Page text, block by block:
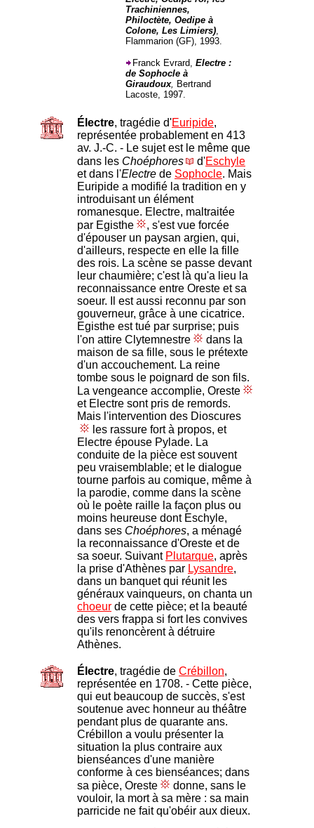
Trachiniennes,
Philoctète, Oedipe à
Colone, Les Limiers),
Flammarion (GF), 1993.
Franck Evrard, Electre :
de Sophocle à
Giraudoux, Bertrand
Lacoste, 1997.
Électre, tragédie d'Euripide,
représentée probablement en 413
av. J.-C. - Le sujet est le même que
dans les Choéphores d'Eschyle
et dans l'Electre de Sophocle. Mais
Euripide a modifié la tradition en y
introduisant un élément
romanesque. Electre, maltraitée
par Egisthe
, s'est vue forcée
d'épouser un paysan argien, qui,
d'ailleurs, respecte en elle la fille
des rois. La scène se passe devant
leur chaumière; c'est là qu'a lieu la
reconnaissance entre Oreste et sa
soeur. Il est aussi reconnu par son
gouverneur, grâce à une cicatrice.
Egisthe est tué par surprise; puis
l'on attire Clytemnestre
dans la
maison de sa fille, sous le prétexte
d'un accouchement. La reine
tombe sous le poignard de son fils.
La vengeance accomplie, Oreste
et Electre sont pris de remords.
Mais l'intervention des Dioscures
les rassure fort à propos, et
Electre épouse Pylade. La
conduite de la pièce est souvent
peu vraisemblable; et le dialogue
tourne parfois au comique, même à
la parodie, comme dans la scène
où le poète raille la façon plus ou
moins heureuse dont Eschyle,
dans ses Choéphores, a ménagé
la reconnaissance d'Oreste et de
sa soeur. Suivant Plutarque, après
la prise d'Athènes par Lysandre,
dans un banquet qui réunit les
généraux vainqueurs, on chanta un
choeur de cette pièce; et la beauté
des vers frappa si fort les convives
qu'ils renoncèrent à détruire
Athènes.
Électre, tragédie de Crébillon,
représentée en 1708. - Cette pièce,
qui eut beaucoup de succès, s'est
soutenue avec honneur au théâtre
pendant plus de quarante ans.
Crébillon a voulu présenter la
situation la plus contraire aux
bienséances d'une manière
conforme à ces bienséances; dans
sa pièce, Oreste
donne, sans le
vouloir, la mort à sa mère : sa main
parricide ne fait qu'obéir aux dieux.